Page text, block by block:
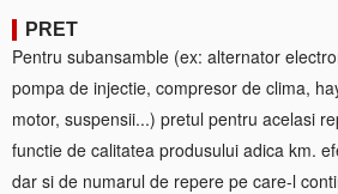
PRET
Pentru subansamble (ex: alternator
pompa de injectie, compresor de clima,
motor, suspensii...) pretul pentru acelasi
functie de calitatea produsului adica km.
dar si de numarul de repere pe care-l